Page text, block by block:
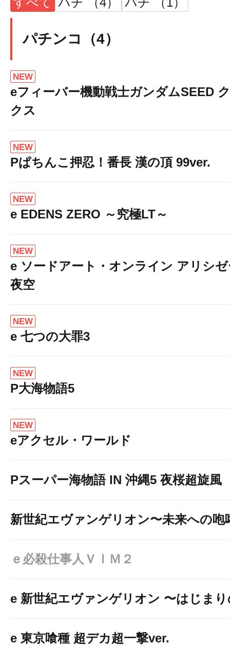
パチンコ（4）
NEW
eフィーバー機動戦士ガンダムSEED
クス
NEW
Pぱちんこ押忍！番長 漢の頂 99ver.
NEW
e EDENS ZERO ～究極LT～
NEW
e ソードアート・オンライン アリシ
夜空
NEW
e 七つの大罪3
NEW
P大海物語5
NEW
eアクセル・ワールド
Pスーパー海物語 IN 沖縄5 夜桜超旋風
新世紀エヴァンゲリオン〜未来への咆
ｅ必殺仕事人ＶＩＭ２
e 新世紀エヴァンゲリオン 〜はじま
e 東京喰種 超デカ超一撃ver.